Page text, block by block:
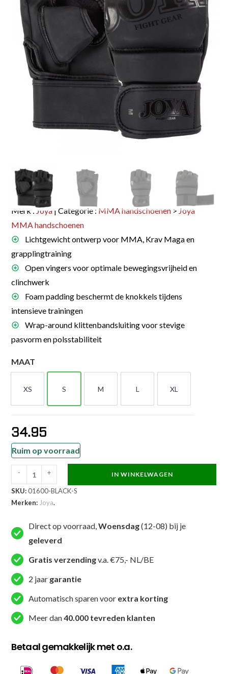
Merk :Joya | Categorie : MMA handschoenen > Joya
MMA handschoenen
Lichtgewicht ontwerp voor MMA, Krav Maga en
grapplingtraining
Open vingers voor optimale bewegingsvrijheid en
clinchwerk
Foam padding beschermt de knokkels tijdens
intensieve trainingen
Wrap-around klittenbandsluiting voor stevige
pasvorm en polsstabiliteit
MAAT
XS
XS
S
S
M
M
L
L
XL
XL
34.95
Ruim op voorraad
Free
Fight
Handschoenen
Faded
Black
- + IN WINKELWAGEN
SKU:01600-BLACK-S
Merken: Joya.
Direct op voorraad,Woensdag(12-08) bij je
geleverd
Gratis verzendingv.a. €75,- NL/BE
2 jaar garantie
Automatisch sparen voor extra korting
Meer dan40.000 tevreden klanten
Betaal gemakkelijk met o.a.